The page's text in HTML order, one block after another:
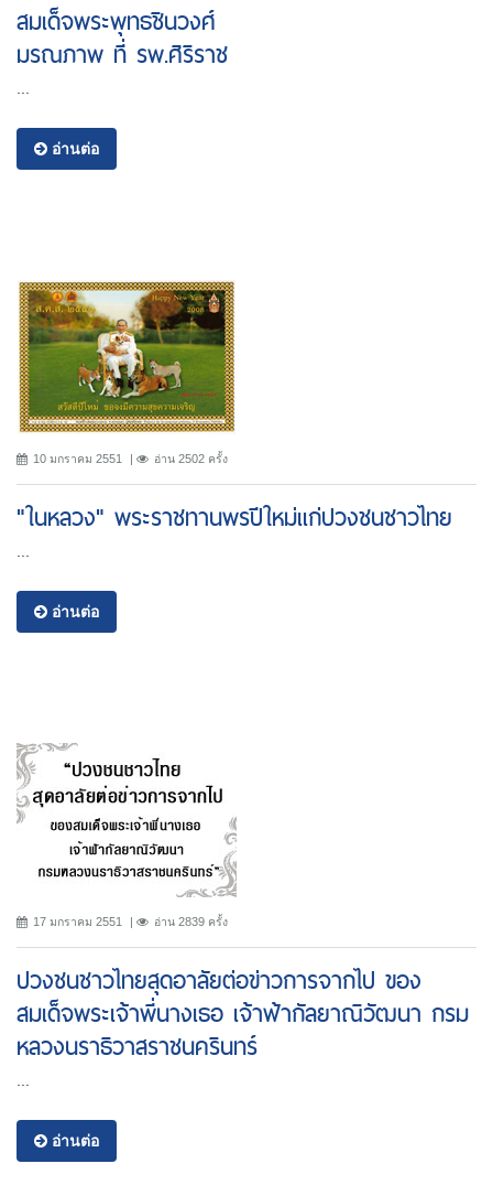
สมเด็จพระพุทธชินวงศ์
มรณภาพ ที่ รพ.ศิริราช
อ่านต่อ
10 มกราคม 2551 อ่าน 2502 ครั้ง
"ในหลวง" พระราชทานพรปีใหม่แก่ปวงชนชาวไทย
อ่านต่อ
17 มกราคม 2551 อ่าน 2839 ครั้ง
ปวงชนชาวไทยสุดอาลัยต่อข่าวการจากไป ของ
สมเด็จพระเจ้าพี่นางเธอ เจ้าฟ้ากัลยาณิวัฒนา กรม
หลวงนราธิวาสราชนครินทร์
อ่านต่อ